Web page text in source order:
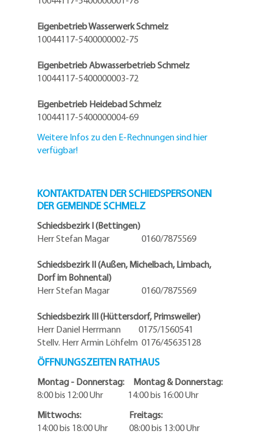
Eigenbetrieb Wasserwerk Schmelz
10044117-5400000002-75
Eigenbetrieb Abwasserbetrieb Schmelz
10044117-5400000003-72
Eigenbetrieb Heidebad Schmelz
10044117-5400000004-69
Weitere Infos zu den E-Rechnungen sind hier
verfügbar!
KONTAKTDATEN DER SCHIEDSPERSONEN
DER GEMEINDE SCHMELZ
Schiedsbezirk I (Bettingen)
Herr Stefan Magar 0160/7875569
Schiedsbezirk II (Außen, Michelbach, Limbach,
Dorf im Bohnental)
Herr Stefan Magar 0160/7875569
Schiedsbezirk III (Hüttersdorf, Primsweiler)
Herr Daniel Herrmann 0175/1560541
Stellv. Herr Armin Löhfelm 0176/45635128
ÖFFNUNGSZEITEN RATHAUS
Montag - Donnerstag: Montag & Donnerstag:
8:00 bis 12:00 Uhr 14:00 bis 16:00 Uhr
Mittwochs: Freitags:
14:00 bis 18:00 Uhr 08:00 bis 13:00 Uhr